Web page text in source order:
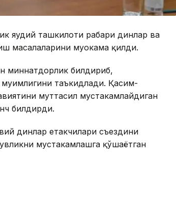
яҳудий ташкилоти раҳбари динлар ва
масалаларини муҳокама қилди.
миннатдорлик билдириб,
таъкидлади. Қасим-
муттасил мустаҳкамлайдиган
билдирди.
динлар етакчилари съездини
мустаҳкамлашга қўшаётган